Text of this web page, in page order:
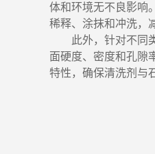
体和环境无不良影响
稀释、涂抹和冲洗，
此外，针对不同
面硬度、密度和孔隙
特性，确保清洗剂与